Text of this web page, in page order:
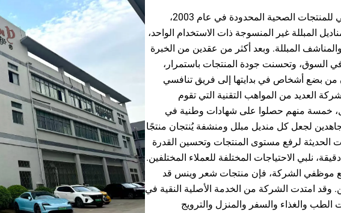
تأسست شركة شنغهاي شيانغشيي للمنتجات الصحية المحدودة في عام 2003،
المبللة غير المنسوجة ذات الاستخدام الواحد،
المبللة. وبعد أكثر من عقدين من الخبرة
السوق، وتحسنت جودة المنتجات باستمرار،
بضع أشخاص في بدايتها إلى فريق تنافسي
لدى الشركة العديد من المواهب التقنية التي تقوم
خمسة منهم حصلوا على شهادات وطنية في
لجعل كل منديل مبلل ومنشفة يُنتجان منتجًا
الحديثة لرفع مستوى المنتجات وتحسين القدرة
نلبي الاحتياجات المختلفة للعملاء المختلفين.
موظفي الشركة، فإن منتجات شعر وينس قد
وقد امتدت الشركة من الخدمة الأصلية النقية في
والغذاء والسفر والمنزل والترويج